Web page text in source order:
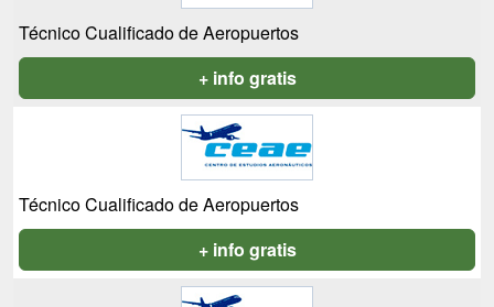
Técnico Cualificado de Aeropuertos
+ info gratis
Técnico Cualificado de Aeropuertos
+ info gratis